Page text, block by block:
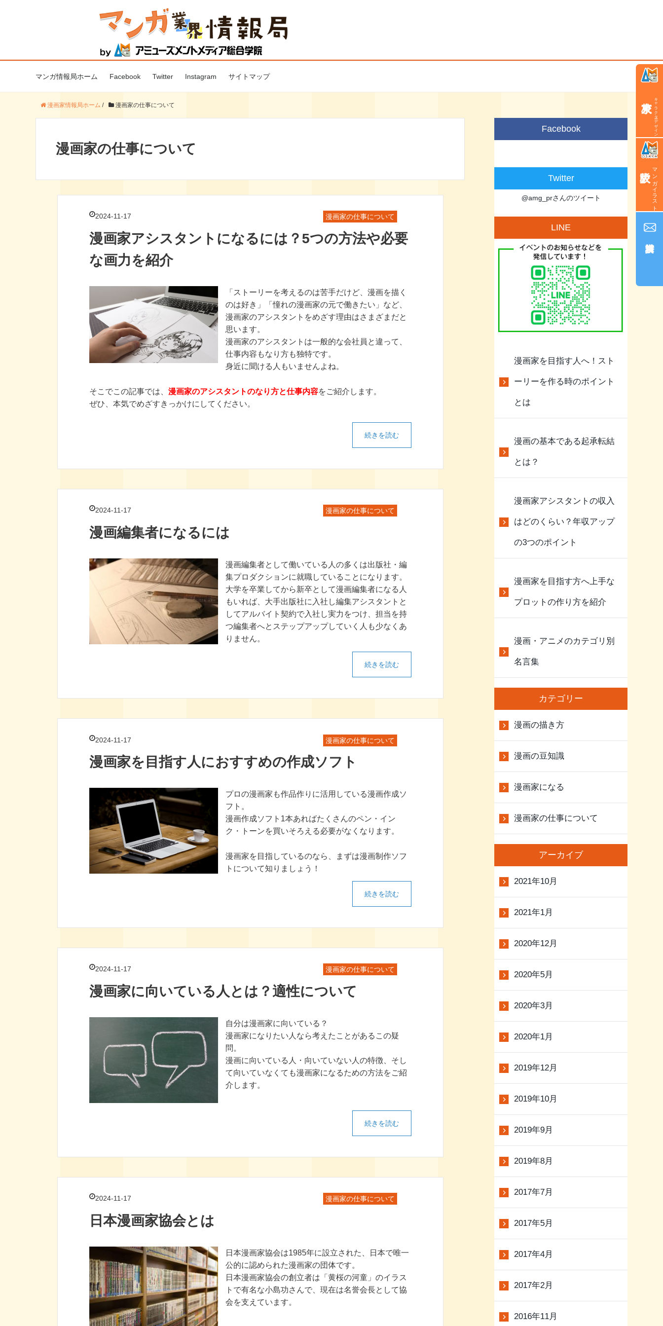
マンガ情報局ホーム Facebook Twitter Instagram サイトマップ
漫画家情報局ホーム / 漫画家の仕事について
漫画家の仕事について
2024-11-17 漫画家の仕事について
漫画家アシスタントになるには？5つの方法や必要
な画力を紹介
「ストーリーを考えるのは苦手だけど、漫画を描く
のは好き」「憧れの漫画家の元で働きたい」など、
漫画家のアシスタントをめざす理由はさまざまだと
思います。
漫画家のアシスタントは一般的な会社員と違って、
仕事内容もなり方も独特です。
身近に聞ける人もいませんよね。
そこでこの記事では、 漫画家のアシスタントのなり方と仕事内容をご紹介します。
ぜひ、本気でめざすきっかけにしてください。
続きを読む
2024-11-17 漫画家の仕事について
漫画編集者になるには
漫画編集者として働いている人の多くは出版社・編
集プロダクションに就職していることになります。
大学を卒業してから新卒として漫画編集者になる人
もいれば、大手出版社に入社し編集アシスタントと
してアルバイト契約で入社し実力をつけ、担当を持
つ編集者へとステップアップしていく人も少なくあ
りません。
続きを読む
2024-11-17 漫画家の仕事について
漫画家を目指す人におすすめの作成ソフト
プロの漫画家も作品作りに活用している漫画作成ソ
フト。
漫画作成ソフト1本あればたくさんのペン・イン
ク・トーンを買いそろえる必要がなくなります。
漫画家を目指しているのなら、まずは漫画制作ソフ
トについて知りましょう！
続きを読む
2024-11-17 漫画家の仕事について
漫画家に向いている人とは？適性について
自分は漫画家に向いている？
漫画家になりたい人なら考えたことがあるこの疑
問。
漫画に向いている人・向いていない人の特徴、そし
て向いていなくても漫画家になるための方法をご紹
介します。
続きを読む
2024-11-17 漫画家の仕事について
日本漫画家協会とは
日本漫画家協会は1985年に設立された、日本で唯一
公的に認められた漫画家の団体です。
日本漫画家協会の創立者は「黄桜の河童」のイラス
トで有名な小島功さんで、現在は名誉会長として協
会を支えています。
Facebook
Twitter
@amg_prさんのツイート
LINE
漫画家を目指す人へ！スト
ーリーを作る時のポイント
とは
漫画の基本である起承転結
とは？
漫画家アシスタントの収入
はどのくらい？年収アップ
の3つのポイント
漫画家を目指す方へ上手な
プロットの作り方を紹介
漫画・アニメのカテゴリ別
名言集
カテゴリー
漫画の描き方
漫画の豆知識
漫画家になる
漫画家の仕事について
アーカイブ
2021年10月
2021年1月
2020年12月
2020年5月
2020年3月
2020年1月
2019年12月
2019年10月
2019年9月
2019年8月
2017年7月
2017年5月
2017年4月
2017年2月
2016年11月
キャラクターデザイン学科
マンガイラスト学科